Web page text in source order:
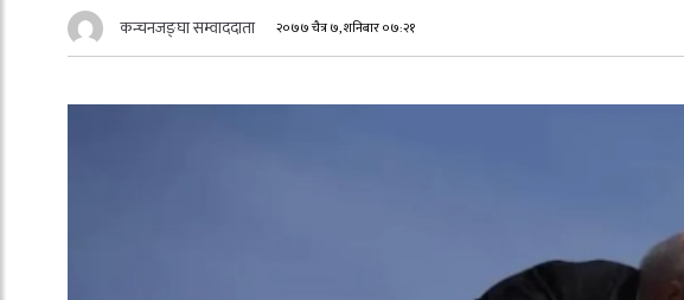
कन्चनजङ्घा सम्वाददाता २०७७ चैत्र ७, शनिबार ०७:२१